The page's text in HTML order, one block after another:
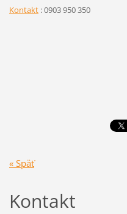
Kontakt: 0903 950 350
« Späť
Kontakt